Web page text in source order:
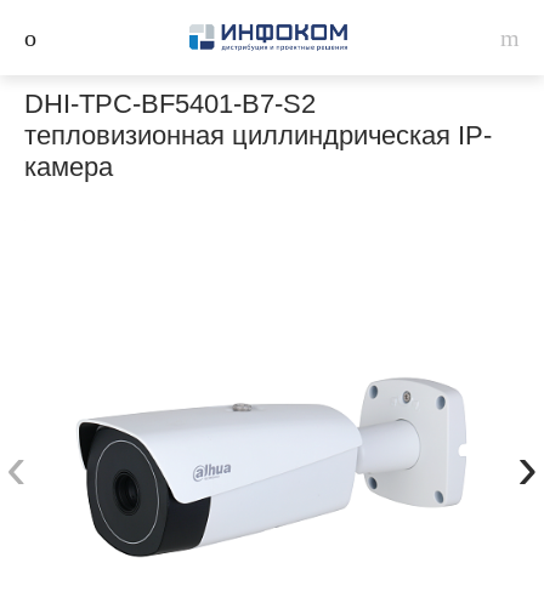
DHI-TPC-BF5401-B7-S2
тепловизионная циллиндрическая IP-
камера
‹ ›